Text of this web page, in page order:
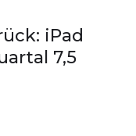
iPad
7,5